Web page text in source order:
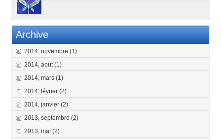
Archive
2014, novembre(1)
2014, août(1)
2014, mars(1)
2014, février(2)
2014, janvier(2)
2013, septembre(2)
2013, mai(2)